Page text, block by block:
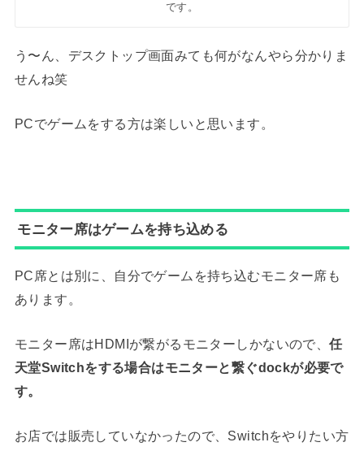
です。
う〜ん、デスクトップ画面みても何がなんやら分かりま
せんね笑
PCでゲームをする方は楽しいと思います。
モニター席はゲームを持ち込める
PC席とは別に、自分でゲームを持ち込むモニター席も
あります。
モニター席はHDMIが繋がるモニターしかないので、任
天堂Switchをする場合はモニターと繋ぐdockが必要で
す。
お店では販売していなかったので、Switchをやりたい方